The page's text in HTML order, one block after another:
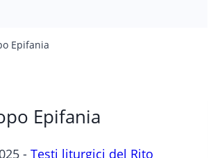
Epifania
Epifania
- Testi liturgici del Rito